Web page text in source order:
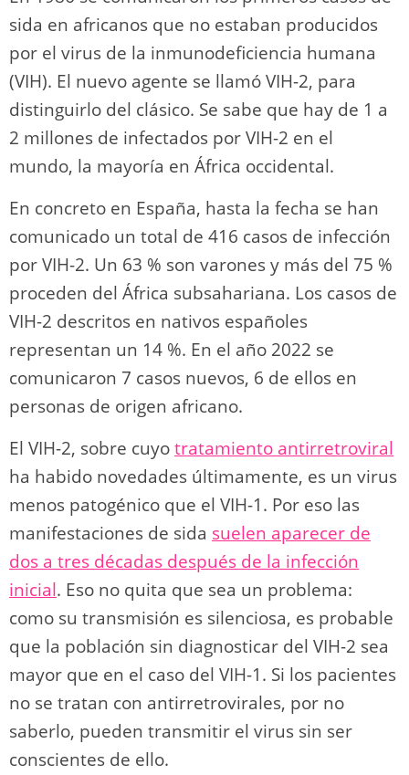
sida en africanos que no estaban producidos
por el virus de la inmunodeficiencia humana
(VIH). El nuevo agente se llamó VIH-2, para
distinguirlo del clásico. Se sabe que hay de 1 a
2 millones de infectados por VIH-2 en el
mundo, la mayoría en África occidental.
En concreto en España, hasta la fecha se han
comunicado un total de 416 casos de infección
por VIH-2. Un 63 % son varones y más del 75 %
proceden del África subsahariana. Los casos de
VIH-2 descritos en nativos españoles
representan un 14 %. En el año 2022 se
comunicaron 7 casos nuevos, 6 de ellos en
personas de origen africano.
El VIH-2, sobre cuyotratamiento antirretroviral
ha habido novedades últimamente, es un virus
menos patogénico que el VIH-1. Por eso las
manifestaciones de sida suelen aparecer de
dos a tres décadas después de la infección
inicial. Eso no quita que sea un problema:
como su transmisión es silenciosa, es probable
que la población sin diagnosticar del VIH-2 sea
mayor que en el caso del VIH-1. Si los pacientes
no se tratan con antirretrovirales, por no
saberlo, pueden transmitir el virus sin ser
conscientes de ello.